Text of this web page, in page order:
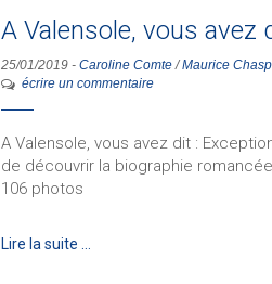
A Valensole, vous avez
25/01/2019 -Caroline Comte/Maurice
écrire un commentaire
A Valensole, vous avez dit :
de découvrir la biographie
106 photos
Lire la suite …